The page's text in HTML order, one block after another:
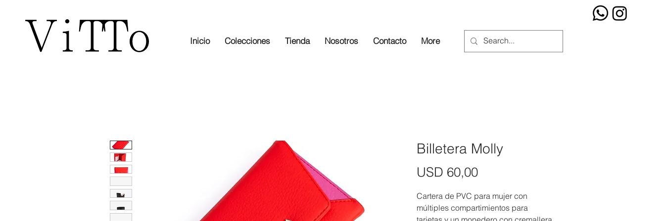
Inicio Colecciones Tienda Nosotros Contacto More
Billetera Molly
USD 60,00Precio
Cartera de PVC para mujer con
múltiples compartimientos para